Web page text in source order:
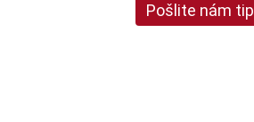
Pošlite nám tip